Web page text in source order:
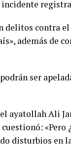
contra
además de
ser
ayatollah Ali
«Pero
disturbios en